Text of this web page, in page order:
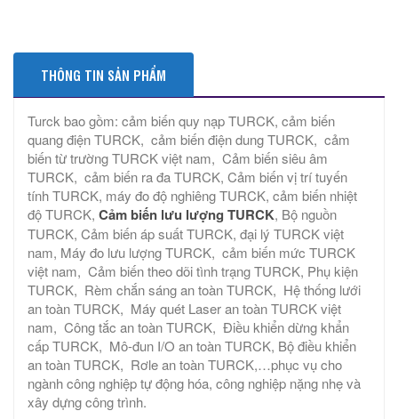
THÔNG TIN SẢN PHẨM
Turck bao gồm: cảm biến quy nạp TURCK, cảm biến
quang điện TURCK, cảm biến điện dung TURCK, cảm
biến từ trường TURCK việt nam, Cảm biến siêu âm
TURCK, cảm biến ra đa TURCK, Cảm biến vị trí tuyến
tính TURCK, máy đo độ nghiêng TURCK, cảm biến nhiệt
độ TURCK, Cảm biến lưu lượng TURCK, Bộ nguồn
TURCK, Cảm biến áp suất TURCK, đại lý TURCK việt
nam, Máy đo lưu lượng TURCK, cảm biến mức TURCK
việt nam, Cảm biến theo dõi tình trạng TURCK, Phụ kiện
TURCK, Rèm chắn sáng an toàn TURCK, Hệ thống lưới
an toàn TURCK, Máy quét Laser an toàn TURCK việt
nam, Công tắc an toàn TURCK, Điều khiển dừng khẩn
cấp TURCK, Mô-đun I/O an toàn TURCK, Bộ điều khiển
an toàn TURCK, Rơle an toàn TURCK,…phục vụ cho
ngành công nghiệp tự động hóa, công nghiệp nặng nhẹ và
xây dựng công trình.